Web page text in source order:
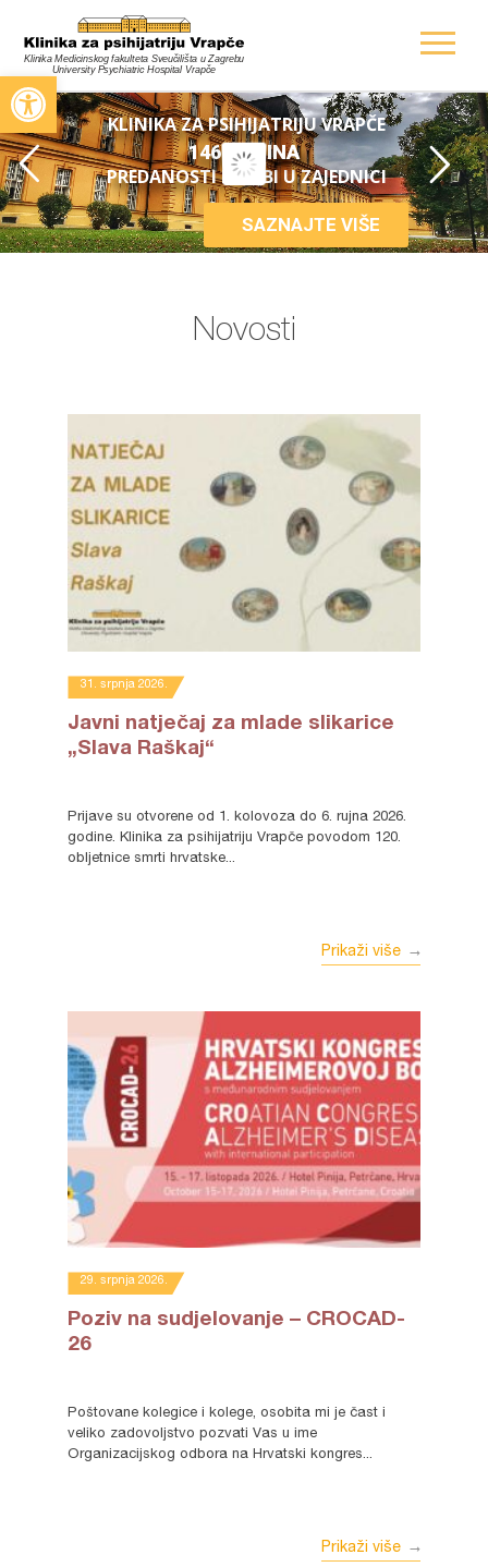
Open toolbar
146 GODINA
KLINIKA ZA PSIHIJATRIJU VRAPČE
PREDANOSTI I SKRBI U ZAJEDNICI
SAZNAJTE VIŠE
Novosti
31. srpnja 2026.
Javni natječaj za mlade slikarice
„Slava Raškaj“
Prijave su otvorene od 1. kolovoza do 6. rujna 2026.
godine. Klinika za psihijatriju Vrapče povodom 120.
obljetnice smrti hrvatske...
Prikaži više
29. srpnja 2026.
Poziv na sudjelovanje – CROCAD-
26
Poštovane kolegice i kolege, osobita mi je čast i
veliko zadovoljstvo pozvati Vas u ime
Organizacijskog odbora na Hrvatski kongres...
Prikaži više